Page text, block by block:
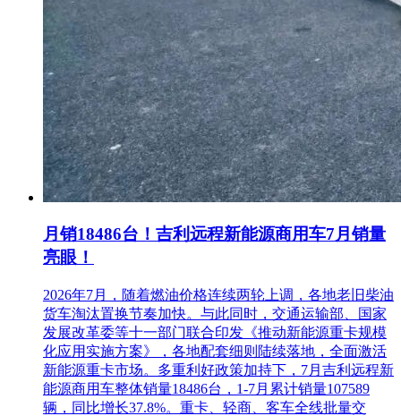
月销18486台！吉利远程新能源商用车7月销量
亮眼！
2026年7月，随着燃油价格连续两轮上调，各地老旧柴油
货车淘汰置换节奏加快。与此同时，交通运输部、国家
发展改革委等十一部门联合印发《推动新能源重卡规模
化应用实施方案》，各地配套细则陆续落地，全面激活
新能源重卡市场。多重利好政策加持下，7月吉利远程新
能源商用车整体销量18486台，1-7月累计销量107589
辆，同比增长37.8%。重卡、轻商、客车全线批量交